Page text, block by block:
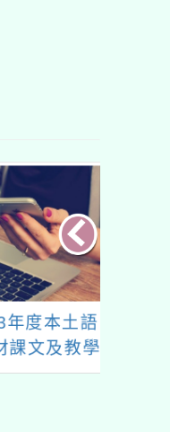
度本土語
課文及教學
選活動